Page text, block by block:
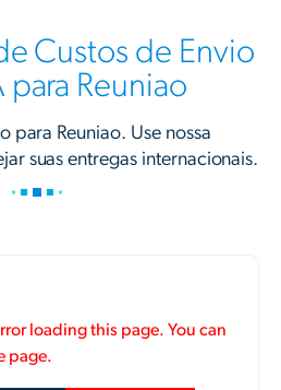
Custos de Envio
para Reuniao
para Reuniao. Use nossa
suas entregas internacionais.